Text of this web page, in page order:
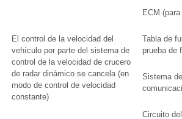
ECM
El control de la velocidad del
vehículo por parte del sistema de
control de la velocidad de crucero
de radar dinámico se cancela (en
modo de control de velocidad
constante)
Tabla de
prueba de
Sistema de
Circuito